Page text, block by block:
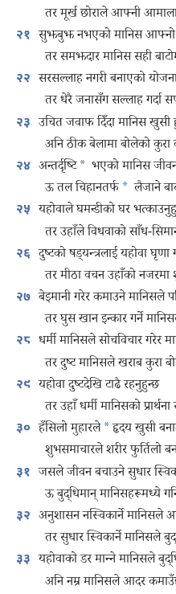
तर मूर्ख छोराले आफ्नी
२१ सुझबुझ नभएको मानिस आफ्नो
तर समझदार मानिस सही
२२ सरसल्लाह नगरी बनाएको
तर धेरै जनासँग सल्लाह गर्दा
२३ उचित जवाफ दिँदा मानिस खुसी
अनि ठीक बेलामा बोलेको
२४ अन्तर्दृष्टि * भएको मानिस
ऊ तल चिहानतर्फ * लैजाने
२५ यहोवाले घमन्डीको घर
तर उहाँले विधवाको साँध-
२६ दुष्टको षड्‌यन्त्रलाई यहोवा घृणा
तर मीठा वचन उहाँको
२७ बेइमानी गरेर कमाउने मानिसले
तर घुस खान इन्कार गर्ने
२८ धर्मी मानिसले सोचविचार गरेर
तर दुष्ट मानिसले खराब कुरा
२९ यहोवा दुष्टदेखि टाढै रहनुहुन्छ
तर उहाँ धर्मी मानिसको
३० हँसिलो मुहारले *हृदय खुसी
शुभसमाचारले शरीर फुर्तिलो
३१ जसले जीवन बचाउने सुधार
ऊ बुद्धिमान्‌ मानिसहरूमध्ये
३२ अनुशासन नस्विकार्ने मानिसले
तर सुधार स्विकार्ने मानिसले
३३ यहोवाको डर मान्‍ने मानिसले
अनि नम्र मानिसले आदर